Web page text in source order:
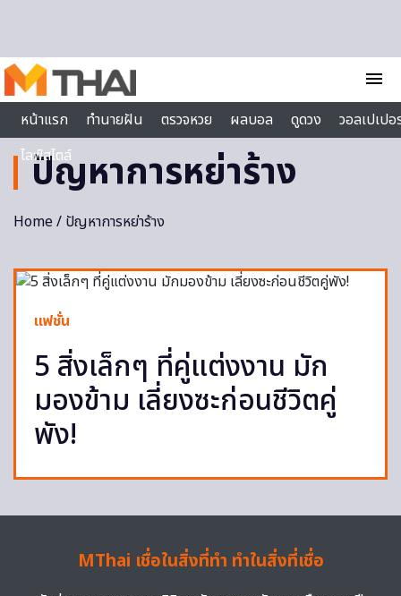
menu
หน้าแรก
ทำนายฝัน ตรวจหวย ผลบอล ดูดวง
วอลเปเป
ไลฟ์สไตล์
ปัญหาการหย่าร้าง
Home/ ปัญหาการหย่าร้าง
แฟชั่น
5 สิ่งเล็กๆ ที่คู่แต่งงาน มัก
มองข้าม เลี่ยงซะก่อนชีวิตคู่
พัง!
MThai เชื่อในสิ่งที่ทำ ทำในสิ่งที่เชื่อ